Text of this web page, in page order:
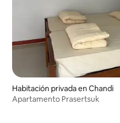
Habitación privada en Chandi
Apartamento Prasertsuk